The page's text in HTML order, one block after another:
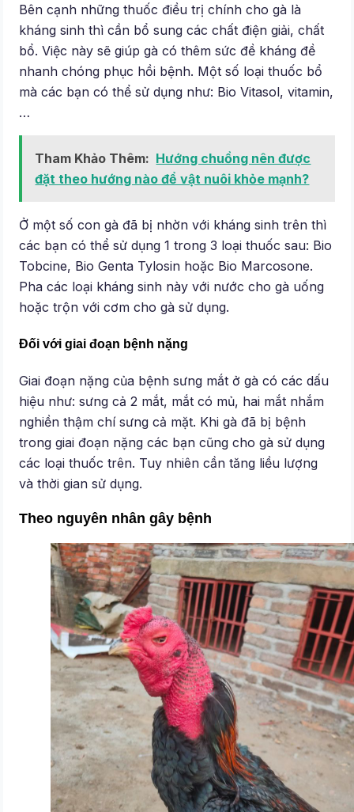
Bên cạnh những thuốc điều trị chính cho gà là
kháng sinh thì cần bổ sung các chất điện giải, chất
bổ. Việc này sẽ giúp gà có thêm sức đề kháng đề
nhanh chóng phục hồi bệnh. Một số loại thuốc bổ
mà các bạn có thể sử dụng như: Bio Vitasol, vitamin,
…
Tham Khảo Thêm: Hướng chuồng nên được
đặt theo hướng nào để vật nuôi khỏe mạnh?
Ở một số con gà đã bị nhờn với kháng sinh trên thì
các bạn có thể sử dụng 1 trong 3 loại thuốc sau: Bio
Tobcine, Bio Genta Tylosin hoặc Bio Marcosone.
Pha các loại kháng sinh này với nước cho gà uống
hoặc trộn với cơm cho gà sử dụng.
Đối với giai đoạn bệnh nặng
Giai đoạn nặng của bệnh sưng mắt ở gà có các dấu
hiệu như: sưng cả 2 mắt, mắt có mủ, hai mắt nhắm
nghiền thậm chí sưng cả mặt. Khi gà đã bị bệnh
trong giai đoạn nặng các bạn cũng cho gà sử dụng
các loại thuốc trên. Tuy nhiên cần tăng liều lượng
và thời gian sử dụng.
Theo nguyên nhân gây bệnh